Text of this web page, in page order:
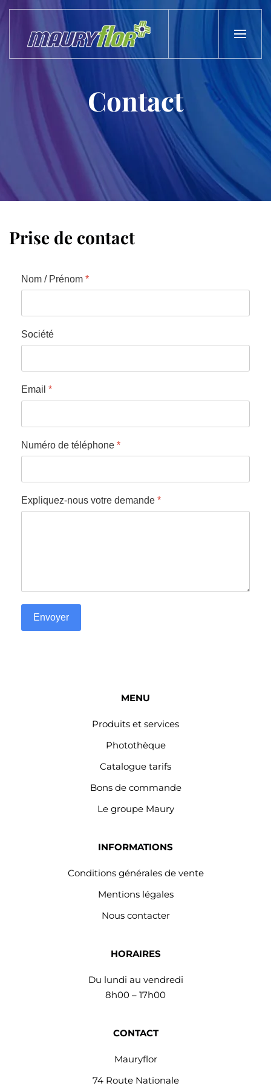
Skip to main content
Contact
Prise de contact
Nom / Prénom *
Société
Email *
Numéro de téléphone *
Expliquez-nous votre demande *
Envoyer
MENU
Produits et services
Photothèque
Catalogue tarifs
Bons de commande
Le groupe Maury
INFORMATIONS
Conditions générales de vente
Mentions légales
Nous contacter
HORAIRES
Du lundi au vendredi
8h00 – 17h00
CONTACT
Mauryflor
74 Route Nationale